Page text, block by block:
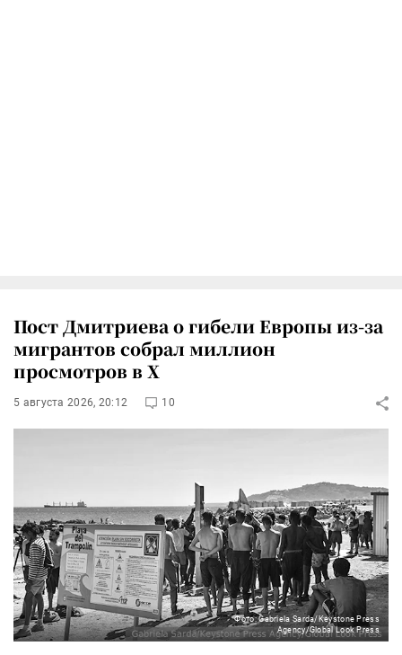
Пост Дмитриева о гибели Европы из-за
мигрантов собрал миллион
просмотров в X
5 августа 2026, 20:12 10
Фото: Gabriela Sarda/Keystone Press
Agency/Global Look Press